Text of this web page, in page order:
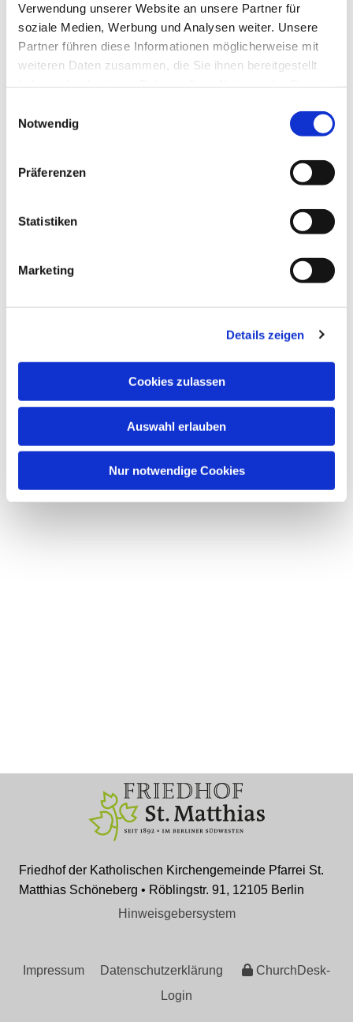
Verwendung unserer Website an unsere Partner für
soziale Medien, Werbung und Analysen weiter. Unsere
Partner führen diese Informationen möglicherweise mit
weiteren Daten zusammen, die Sie ihnen bereitgestellt
Notwendig
Präferenzen
Statistiken
Marketing
Details zeigen
Cookies zulassen
Auswahl erlauben
Nur notwendige Cookies
interessieren
Friedhof der Katholischen Kirchengemeinde Pfarrei St.
Matthias Schöneberg • Röblingstr. 91, 12105 Berlin
Hinweisgebersystem
Impressum Datenschutzerklärung
ChurchDesk-
Login